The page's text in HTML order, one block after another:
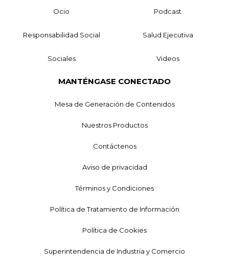
Ocio Podcast
Responsabilidad Social Salud Ejecutiva
Sociales Videos
MANTÉNGASE CONECTADO
Mesa de Generación de Contenidos
Nuestros Productos
Contáctenos
Aviso de privacidad
Términos y Condiciones
Política de Tratamiento de Información
Política de Cookies
Superintendencia de Industria y Comercio